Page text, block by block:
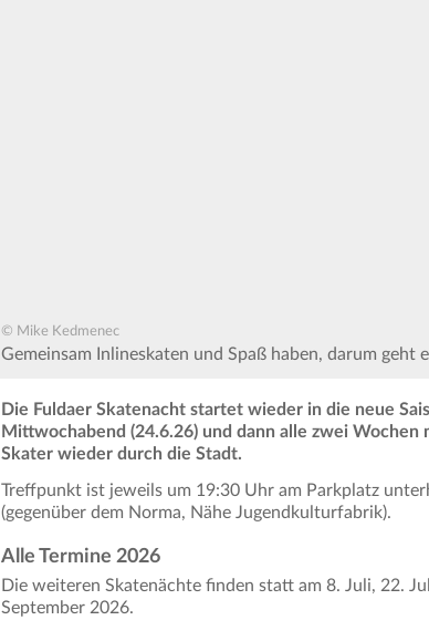
© Mike Kedmenec
Gemeinsam Inlineskaten und Spaß haben, darum geht
Die Fuldaer Skatenacht startet wieder in die neue
Mittwochabend (24.6.26) und dann alle zwei
Skater wieder durch die Stadt.
Treffpunkt ist jeweils um 19:30 Uhr am Parkplatz
(gegenüber dem Norma, Nähe Jugendkulturfabrik).
Alle Termine 2026
Die weiteren Skatenächte finden statt am 8. Juli, 22.
September 2026.